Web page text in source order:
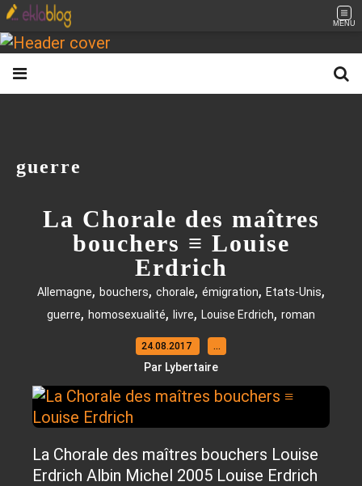
MENU
guerre
La Chorale des maîtres
bouchers ≡ Louise
Erdrich
Allemagne, bouchers, chorale, émigration, Etats-Unis,
guerre, homosexualité, livre, Louise Erdrich, roman
24.08.2017 …
Par Lybertaire
La Chorale des maîtres bouchers Louise
Erdrich Albin Michel 2005 Louise Erdrich